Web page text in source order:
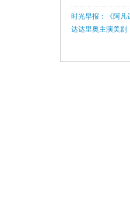
墨菲亮相，新加盟
《花园墙外》开播
播10周年，阿德曼
时光早报：《阿凡
《碟中谍7》跳飞
派催眠骗子
达达里奥主演美剧